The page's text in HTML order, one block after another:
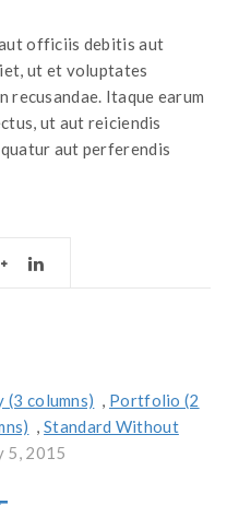
aut officiis debitis aut
ut et voluptates
recusandae. Itaque earum
ut aut reiciendis
aut perferendis
(3 columns) , Portfolio (2
,Standard Without
5, 2015